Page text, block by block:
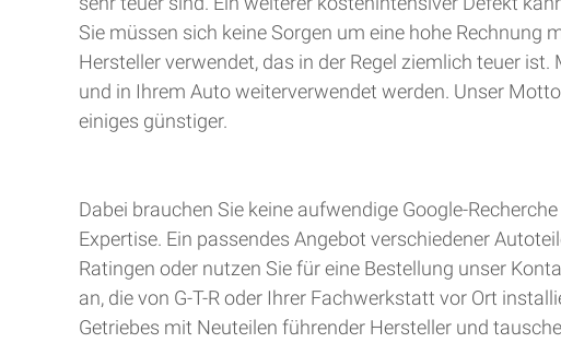
Sie müssen sich keine Sorgen um eine hohe
Hersteller verwendet, das in der Regel ziemlich teuer
und in Ihrem Auto weiterverwendet werden. Unser
einiges günstiger.
Dabei brauchen Sie keine aufwendige Google-
Expertise. Ein passendes Angebot verschiedener
Ratingen oder nutzen Sie für eine Bestellung unser
an, die von G-T-R oder Ihrer Fachwerkstatt vor Ort
Getriebes mit Neuteilen führender Hersteller und